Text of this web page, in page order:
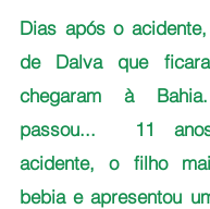
Dias após o
de Dalva que
chegaram à
passou...  11
acidente, o filho
bebia e apresentou